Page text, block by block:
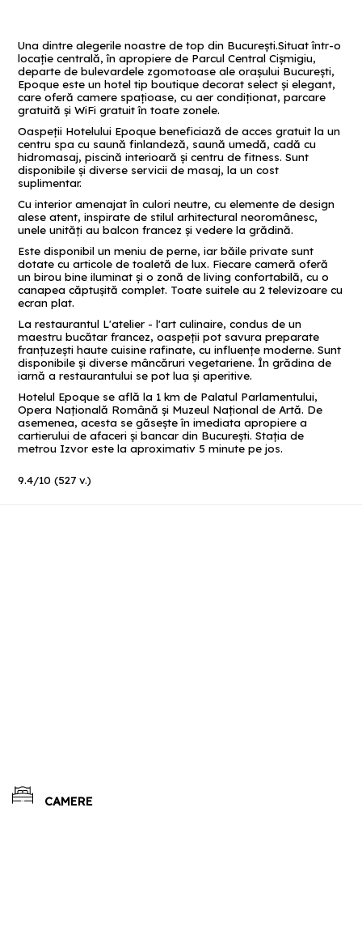
Una dintre alegerile noastre de top din București.Situat într-o
locație centrală, în apropiere de Parcul Central Cișmigiu,
departe de bulevardele zgomotoase ale orașului București,
Epoque este un hotel tip boutique decorat select și elegant,
care oferă camere spațioase, cu aer condiționat, parcare
gratuită și WiFi gratuit în toate zonele.
Oaspeții Hotelului Epoque beneficiază de acces gratuit la un
centru spa cu saună finlandeză, saună umedă, cadă cu
hidromasaj, piscină interioară și centru de fitness. Sunt
disponibile și diverse servicii de masaj, la un cost
suplimentar.
Cu interior amenajat în culori neutre, cu elemente de design
alese atent, inspirate de stilul arhitectural neoromânesc,
unele unități au balcon francez și vedere la grădină.
Este disponibil un meniu de perne, iar băile private sunt
dotate cu articole de toaletă de lux. Fiecare cameră oferă
un birou bine iluminat și o zonă de living confortabilă, cu o
canapea căptușită complet. Toate suitele au 2 televizoare cu
ecran plat.
La restaurantul L'atelier - l'art culinaire, condus de un
maestru bucătar francez, oaspeții pot savura preparate
franțuzești haute cuisine rafinate, cu influențe moderne. Sunt
disponibile și diverse mâncăruri vegetariene. În grădina de
iarnă a restaurantului se pot lua și aperitive.
Hotelul Epoque se află la 1 km de Palatul Parlamentului,
Opera Națională Română și Muzeul Național de Artă. De
asemenea, acesta se găsește în imediata apropiere a
cartierului de afaceri și bancar din București. Stația de
metrou Izvor este la aproximativ 5 minute pe jos.
9.4/10 (527 v.)
CAMERE